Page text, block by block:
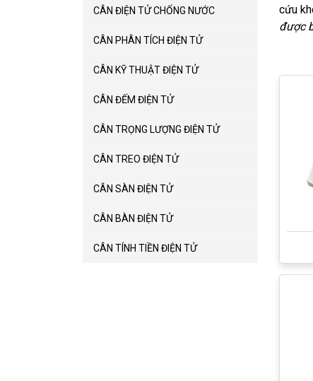
CÂN ĐIỆN TỬ CHỐNG NƯỚC
CÂN PHÂN TÍCH ĐIỆN TỬ
CÂN KỸ THUẬT ĐIỆN TỬ
CÂN ĐẾM ĐIỆN TỬ
CÂN TRỌNG LƯỢNG ĐIỆN TỬ
CÂN TREO ĐIỆN TỬ
CÂN SÀN ĐIỆN TỬ
CÂN BÀN ĐIỆN TỬ
CÂN TÍNH TIỀN ĐIỆN TỬ
cứu
được